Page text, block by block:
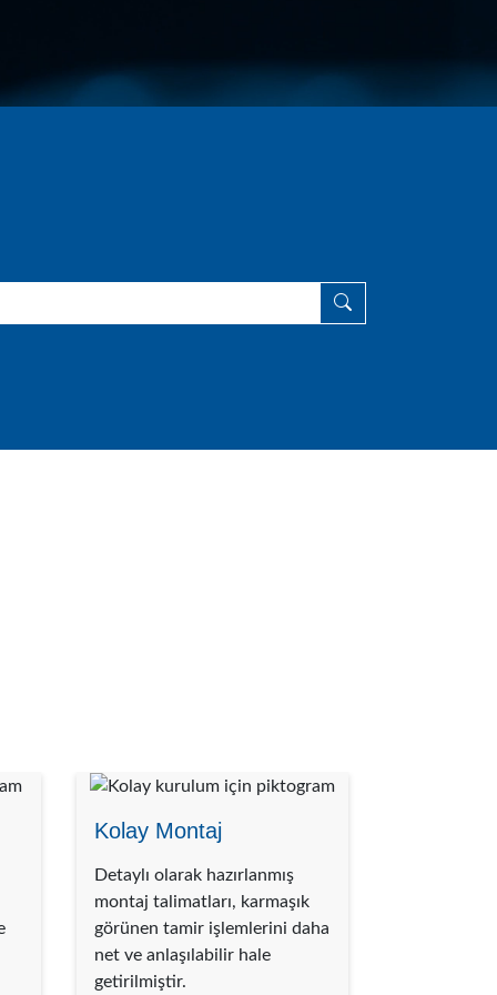
Kolay Montaj
Detaylı olarak hazırlanmış
montaj talimatları, karmaşık
görünen tamir işlemlerini daha
net ve anlaşılabilir hale
getirilmiştir.